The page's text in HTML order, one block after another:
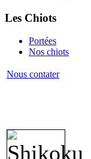
Les Chiots
Portées
Nos chiots
Nous contater